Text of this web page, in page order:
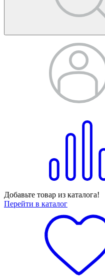
Добавьте товар из каталога!
Перейти в каталог